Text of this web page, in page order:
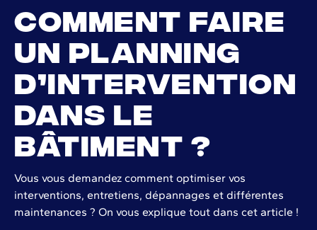
Comment faire
un planning
d’intervention
dans le
bâtiment ?
Vous vous demandez comment optimiser vos
interventions, entretiens, dépannages et différentes
maintenances ? On vous explique tout dans cet article !